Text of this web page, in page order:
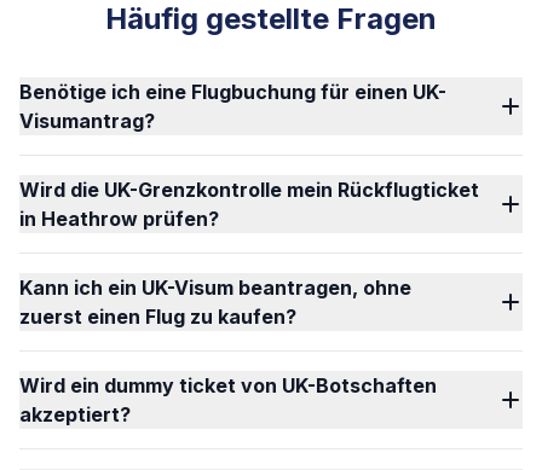
Häufig gestellte Fragen
Benötige ich eine Flugbuchung für einen UK-
Visumantrag?
Wird die UK-Grenzkontrolle mein Rückflugticket
in Heathrow prüfen?
Kann ich ein UK-Visum beantragen, ohne
zuerst einen Flug zu kaufen?
Wird ein dummy ticket von UK-Botschaften
akzeptiert?